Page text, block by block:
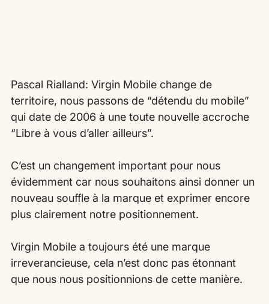
Pascal Rialland: Virgin Mobile change de
territoire, nous passons de “détendu du mobile”
qui date de 2006 à une toute nouvelle accroche
“Libre à vous d’aller ailleurs”.
C’est un changement important pour nous
évidemment car nous souhaitons ainsi donner un
nouveau souffle à la marque et exprimer encore
plus clairement notre positionnement.
Virgin Mobile a toujours été une marque
irreverancieuse, cela n’est donc pas étonnant
que nous nous positionnions de cette manière.